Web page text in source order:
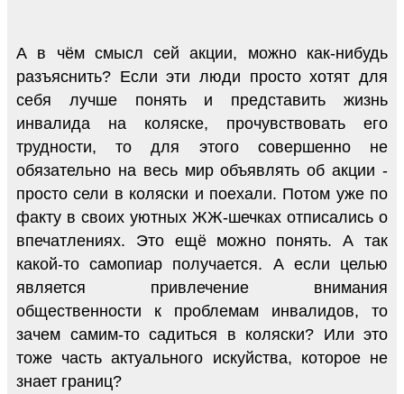
А в чём смысл сей акции, можно как-нибудь
разъяснить? Если эти люди просто хотят для
себя лучше понять и представить жизнь
инвалида на коляске, прочувствовать его
трудности, то для этого совершенно не
обязательно на весь мир объявлять об акции -
просто сели в коляски и поехали. Потом уже по
факту в своих уютных ЖЖ-шечках отписались о
впечатлениях. Это ещё можно понять. А так
какой-то самопиар получается. А если целью
является привлечение внимания
общественности к проблемам инвалидов, то
зачем самим-то садиться в коляски? Или это
тоже часть актуального искуйства, которое не
знает границ?